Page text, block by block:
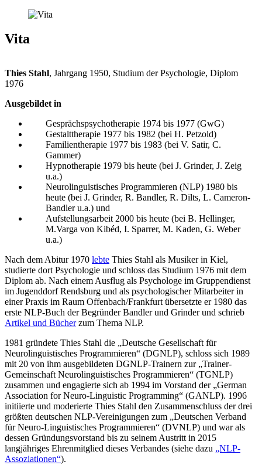
Vita
Thies Stahl, Jahrgang 1950, Studium der Psychologie, Diplom
1976
Ausgebildet in
Gesprächspsychotherapie 1974 bis 1977 (GwG)
Gestalttherapie 1977 bis 1982 (bei H. Petzold)
Familientherapie 1977 bis 1983 (bei V. Satir, C.
Gammer)
Hypnotherapie 1979 bis heute (bei J. Grinder, J. Zeig
u.a.)
Neurolinguistisches Programmieren (NLP) 1980 bis
heute (bei J. Grinder, R. Bandler, R. Dilts, L. Cameron-
Bandler u.a.) und
Aufstellungsarbeit 2000 bis heute (bei B. Hellinger,
M.Varga von Kibéd, I. Sparrer, M. Kaden, G. Weber
u.a.)
Nach dem Abitur 1970 lebte Thies Stahl als Musiker in Kiel,
studierte dort Psychologie und schloss das Studium 1976 mit dem
Diplom ab. Nach einem Ausflug als Psychologe im Gruppendienst
im Jugenddorf Rendsburg und als psychologischer Mitarbeiter in
einer Praxis im Raum Offenbach/Frankfurt übersetzte er 1980 das
erste NLP-Buch der Begründer Bandler und Grinder und schrieb
Artikel und Bücherzum Thema NLP.
1981 gründete Thies Stahl die „Deutsche Gesellschaft für
Neurolinguistisches Programmieren“ (DGNLP), schloss sich 1989
mit 20 von ihm ausgebildeten DGNLP-Trainern zur „Trainer-
Gemeinschaft Neurolinguistisches Programmieren“ (TGNLP)
zusammen und engagierte sich ab 1994 im Vorstand der „German
Association for Neuro-Linguistic Programming“ (GANLP). 1996
initiierte und moderierte Thies Stahl den Zusammenschluss der drei
größten deutschen NLP-Vereinigungen zum „Deutschen Verband
für Neuro-Linguistisches Programmieren“ (DVNLP) und war als
dessen Gründungsvorstand bis zu seinem Austritt in 2015
langjähriges Ehrenmitglied dieses Verbandes (siehe dazu „NLP-
Assoziationen“).